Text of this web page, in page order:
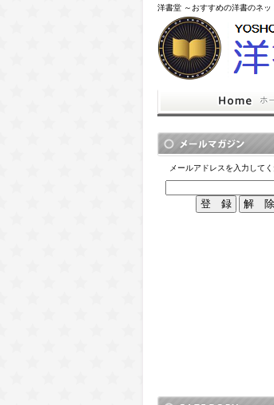
洋書堂 ～おすすめの洋書のネッ
メールアドレスを入力してく